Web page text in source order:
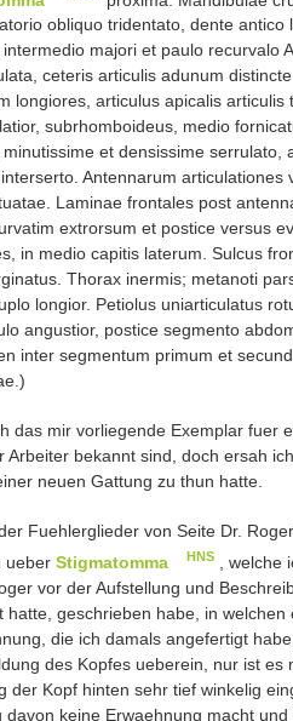
obliquo tridentato, dente
majori et paulo recurvalo
ceteris articulis adunum
longiores, articulus apicalis
subrhomboideus, medio
et densissime serrulato,
Antennarum articulationes
Laminae frontales post
extrorsum et postice versus
in medio capitis laterum. Sulcus
Thorax inermis; metanoti
longior. Petiolus uniarticulatus
angustior, postice segmento
inter segmentum primum et
das mir vorliegende Exemplar fuer
Arbeiter bekannt sind, doch ersah
neuen Gattung zu thun hatte.
Fuehlerglieder von Seite Dr.
ueber Stigmatomma HNS
, welche
vor der Aufstellung und
hatte, geschrieben habe, in
die ich damals angefertigt
des Kopfes ueberein, nur ist es
der Kopf hinten sehr tief winkelig
keine Erwaehnung macht